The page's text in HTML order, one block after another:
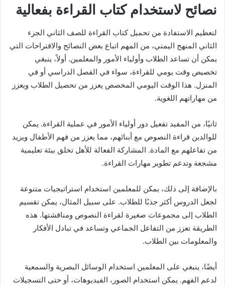
نصائح لاستخدام كتاب القراءة بفعالية
لتعظيم الاستفادة من تحميل كتاب القراءة للصف الثاني الجزء
الثاني المنهج اليمني، من المهم اتباع بعض النصائح والاقتراحات التي
يمكن أن تساعد الطلاب وأولياء الأمور والمعلمين. أولاً، ينبغي
تخصيص وقت يومي للقراءة، سواء في الفصل الدراسي أو في
المنزل. هذا الوقت اليومي المخصص يعزز من تحصيل الطلاب ويعزز
من مهاراتهم اللغوية.
ثانيًا، من المفيد تفعيل دور أولياء الأمور في عملية القراءة. يمكن
للوالدين قراءة النصوص مع أبنائهم، مما يعزز من فهم الأطفال ويزيد
من تفاعلهم مع المادة. المشاركة الفعالة للأهل تخلق بيئة تعليمية
مشجعة وتدعم تطوير مهارات القراءة.
بالإضافة إلى ذلك، يمكن للمعلمين استخدام استراتيجيات متنوعة
لجعل الدروس أكثر جذبًا للطلاب. على سبيل المثال، يمكن تقسيم
الطلاب إلى مجموعات صغيرة لقراءة النصوص ومناقشتها. هذه
الطريقة تعزز من التفاعل الجماعي وتساعد في تبادل الأفكار
والمعلومات بين الطلاب.
أيضًا، ينبغي على المعلمين استخدام الوسائل البصرية والسمعية
لدعم الفهم. يمكن استخدام الصور، الفيديوهات، أو حتى التسجيلات